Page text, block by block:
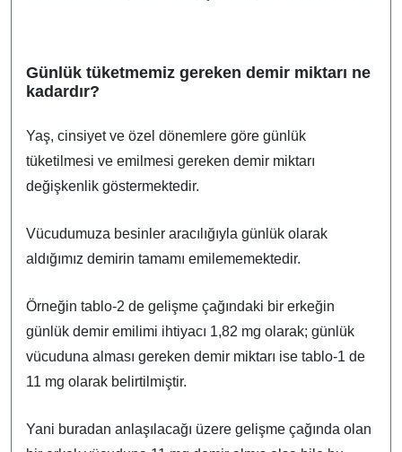
Günlük tüketmemiz gereken demir miktarı ne
kadardır?
Yaş, cinsiyet ve özel dönemlere göre günlük
tüketilmesi ve emilmesi gereken demir miktarı
değişkenlik göstermektedir.
Vücudumuza besinler aracılığıyla günlük olarak
aldığımız demirin tamamı emilememektedir.
Örneğin tablo-2 de gelişme çağındaki bir erkeğin
günlük demir emilimi ihtiyacı 1,82 mg olarak; günlük
vücuduna alması gereken demir miktarı ise tablo-1 de
11 mg olarak belirtilmiştir.
Yani buradan anlaşılacağı üzere gelişme çağında olan